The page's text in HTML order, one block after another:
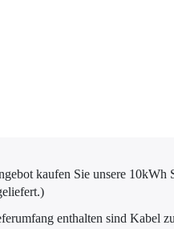
kaufen Sie unsere
enthalten sind Kabel